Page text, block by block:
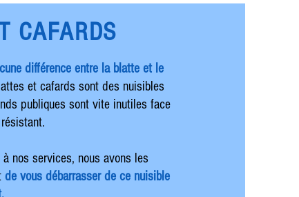
CAFARDS
différence entre la blatte et le
et cafards sont des nuisibles
publiques sont vite inutiles face
nos services, nous avons les
de vous débarrasser de ce nuisible